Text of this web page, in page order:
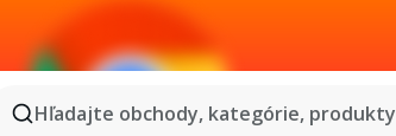
Hľadajte obchody, kategórie,